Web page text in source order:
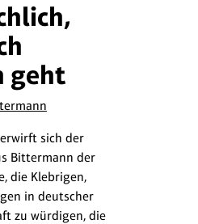
geht
sich der
Bittermann der
die Klebrigen,
in deutscher
zu würdigen, die